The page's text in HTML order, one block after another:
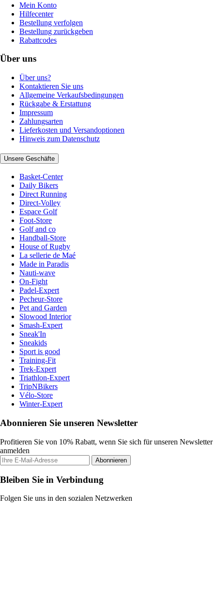
Mein Konto
Hilfecenter
Bestellung verfolgen
Bestellung zurückgeben
Rabattcodes
Über uns
Über uns?
Kontaktieren Sie uns
Allgemeine Verkaufsbedingungen
Rückgabe & Erstattung
Impressum
Zahlungsarten
Lieferkosten und Versandoptionen
Hinweis zum Datenschutz
Unsere Geschäfte
Basket-Center
Daily Bikers
Direct Running
Direct-Volley
Espace Golf
Foot-Store
Golf and co
Handball-Store
House of Rugby
La sellerie de Maé
Made in Paradis
Nauti-wave
On-Fight
Padel-Expert
Pecheur-Store
Pet and Garden
Slowood Interior
Smash-Expert
Sneak'In
Sneakids
Sport is good
Training-Fit
Trek-Expert
Triathlon-Expert
TripNBikers
Vélo-Store
Winter-Expert
Abonnieren Sie unseren Newsletter
Profitieren Sie von 10% Rabatt, wenn Sie sich für unseren Newsletter
anmelden
Abonnieren
Bleiben Sie in Verbindung
Folgen Sie uns in den sozialen Netzwerken